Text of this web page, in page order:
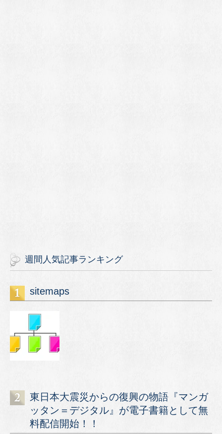
週間人気記事ランキング
sitemaps
東日本大震災からの復興の物語『マンガ
ッタン＝デジタル』が電子書籍として無
料配信開始！！